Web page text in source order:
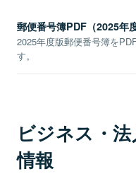
郵便番号簿PDF（2025年
2025年度版郵便番号簿を
す。
ビジネス・
情報